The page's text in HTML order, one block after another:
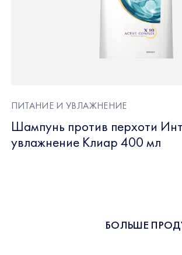
ПИТАНИЕ И УВЛАЖНЕНИЕ
Шампунь против перхоти
увлажнение Клиар 400 мл
БОЛЬШЕ